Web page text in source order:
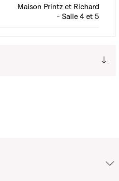
Maison Printz et Richard
- Salle 4 et 5